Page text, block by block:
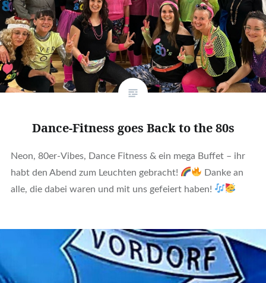
Dance-Fitness goes Back to the 80s
Neon, 80er-Vibes, Dance Fitness & ein mega Buffet – ihr
habt den Abend zum Leuchten gebracht!
Danke an
alle, die dabei waren und mit uns gefeiert haben!